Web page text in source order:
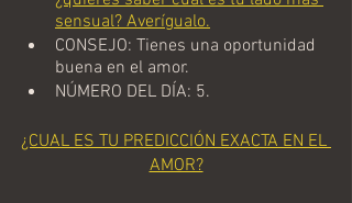
sensual? Averígualo.
CONSEJO: Tienes una oportunidad
buena en el amor.
NÚMERO DEL DÍA: 5.
¿CUAL ES TU PREDICCIÓN EXACTA EN EL
AMOR?